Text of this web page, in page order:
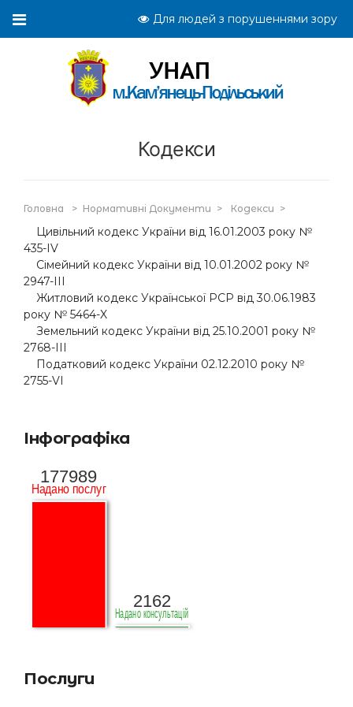
Для людей з порушеннями зору
Кодекси
Головна > Нормативні Документи > Кодекси >
Інфографіка
Послуги
Цивільний кодекс України від 16.01.2003 року №
435-IV
Сімейний кодекс України від 10.01.2002 року №
2947-III
Житловий кодекс Української РСР від 30.06.1983
року № 5464-X
Земельний кодекс України від 25.10.2001 року №
2768-III
Податковий кодекс України 02.12.2010 року №
2755-VI